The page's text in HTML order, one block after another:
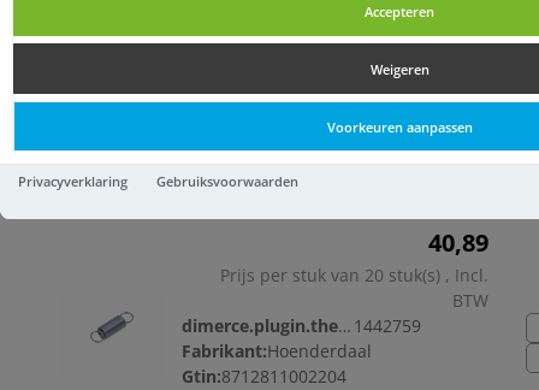
Accepteren
Weigeren
Voorkeuren aanpassen
Privacyverklaring Gebruiksvoorwaarden
Trekveren
Trekveren
Trekveer vz t126 (0.7x6.8x28)
40,89
Prijs per stuk van 20 stuk(s) , Incl.
BTW
dimerce.plugin.theme.productnr: 1442759
Fabrikant:Hoenderdaal
Gtin:8712811002204